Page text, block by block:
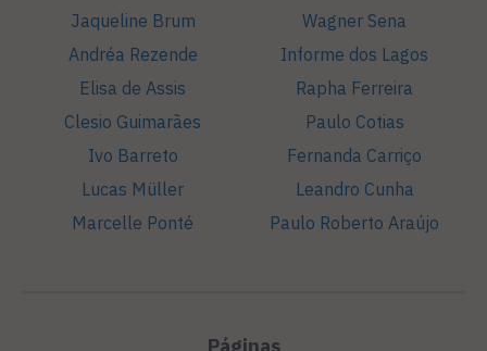
Jaqueline Brum
Andréa Rezende
Elisa de Assis
Clesio Guimarães
Ivo Barreto
Lucas Müller
Marcelle Ponté
Wagner Sena
Informe dos Lagos
Rapha Ferreira
Paulo Cotias
Fernanda Carriço
Leandro Cunha
Paulo Roberto Araújo